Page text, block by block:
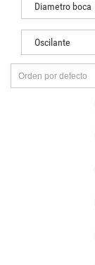
Diametro boca
Oscilante
Orden por defecto